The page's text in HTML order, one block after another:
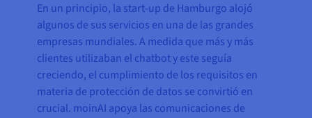
En un principio, la start-up de Hamburgo alojó
algunos de sus servicios en una de las grandes
empresas mundiales. A medida que más y más
clientes utilizaban el chatbot y este seguía
creciendo, el cumplimiento de los requisitos en
materia de protección de datos se convirtió en
crucial. moinAI apoya las comunicaciones de